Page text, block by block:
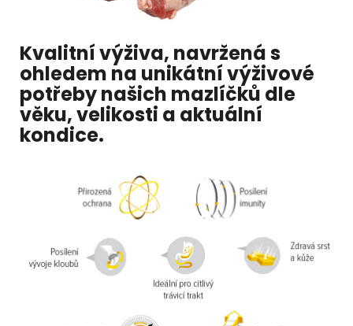
Kvalitní výživa, navržená s
ohledem na unikátní výživové
potřeby našich mazlíčků dle
věku, velikosti a aktuální
kondice.